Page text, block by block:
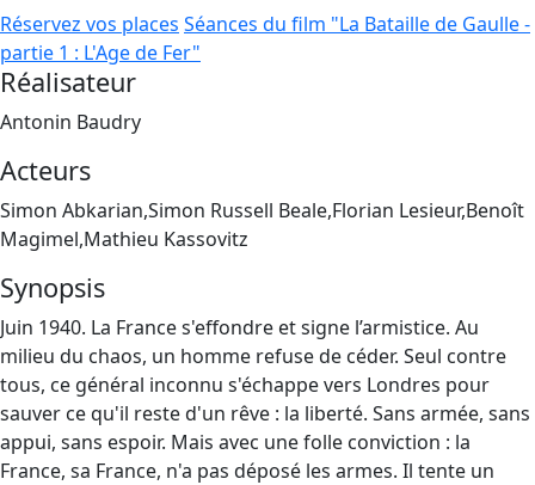
Réservez vos places Séances du film "La Bataille de Gaulle -
partie 1 : L'Age de Fer"
Réalisateur
Antonin Baudry
Acteurs
Simon Abkarian,Simon Russell Beale,Florian Lesieur,Benoît
Magimel,Mathieu Kassovitz
Synopsis
Juin 1940. La France s'effondre et signe l’armistice. Au
milieu du chaos, un homme refuse de céder. Seul contre
tous, ce général inconnu s'échappe vers Londres pour
sauver ce qu'il reste d'un rêve : la liberté. Sans armée, sans
appui, sans espoir. Mais avec une folle conviction : la
France, sa France, n'a pas déposé les armes. Il tente un